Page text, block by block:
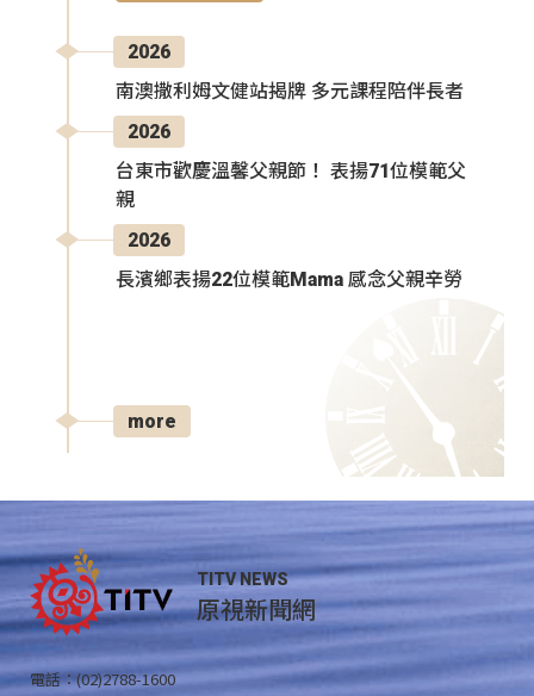
2026
南澳撒利姆文健站揭牌 多元課程陪伴長者
2026
台東市歡慶溫馨父親節！ 表揚71位模範父
親
2026
長濱鄉表揚22位模範Mama 感念父親辛勞
more
TITV NEWS
原視新聞網
電話：(02)2788-1600